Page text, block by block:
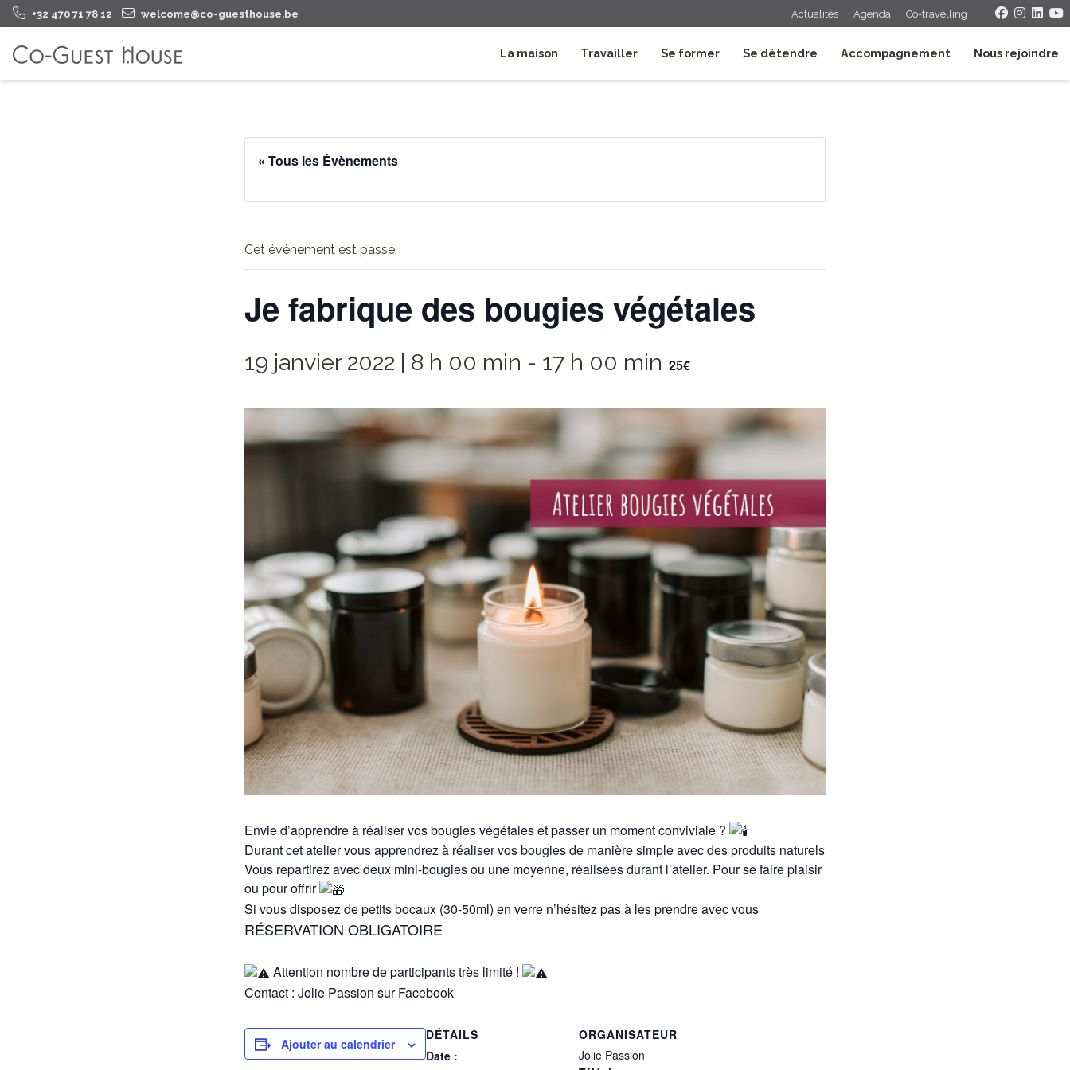
+32 470 71 78 12 welcome@co-guesthouse.be Actualités Agenda Co-travelling
La maison Travailler Se former Se détendre Accompagnement Nous rejoindre
« Tous les Évènements
Cet évènement est passé.
Je fabrique des bougies végétales
19 janvier 2022 | 8 h 00 min - 17 h 00 min 25€
Envie d’apprendre à réaliser vos bougies végétales et passer un moment conviviale ?
Durant cet atelier vous apprendrez à réaliser vos bougies de manière simple avec des produits naturels
Vous repartirez avec deux mini-bougies ou une moyenne, réalisées durant l’atelier. Pour se faire plaisir
ou pour offrir
Si vous disposez de petits bocaux (30-50ml) en verre n’hésitez pas à les prendre avec vous
RÉSERVATION OBLIGATOIRE
Attention nombre de participants très limité !
Contact : Jolie Passion sur Facebook
Ajouter au calendrier
DÉTAILS
Date :
ORGANISATEUR
Jolie Passion